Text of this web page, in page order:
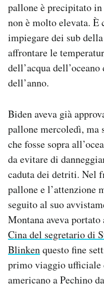
pallone è precipitato in
non è molto elevata. È
impiegare dei sub
affrontare le
dell’acqua
dell’anno.
Biden aveva già
pallone mercoledì, ma
che fosse sopra
da evitare di
caduta dei detriti. Nel
pallone e l’attenzione
seguito al suo
Montana aveva portato
Cina del segretario di
Blinkenquesto fine
primo viaggio ufficiale
americano a Pechino